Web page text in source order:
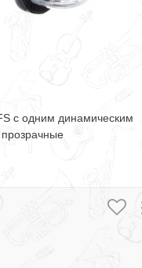
с одним динамическим